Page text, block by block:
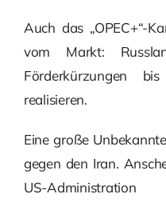
Auch das „OPEC+“-
vom Markt:
Förderkürzungen
realisieren.
Eine große
gegen den Iran.
US-